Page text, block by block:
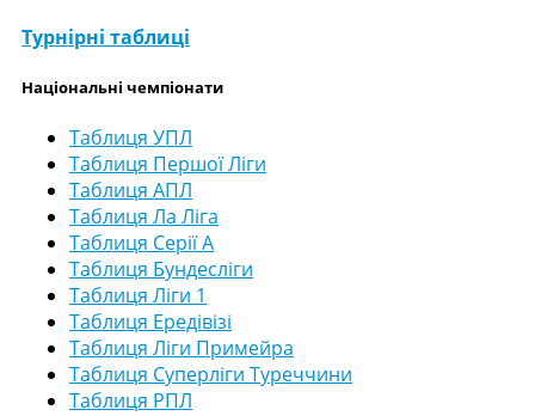
Турнірні таблиці
Національні чемпіонати
Таблиця УПЛ
Таблиця Першої Ліги
Таблиця АПЛ
Таблиця Ла Ліга
Таблиця Серії А
Таблиця Бундесліги
Таблиця Ліги 1
Таблиця Ередівізі
Таблиця Ліги Примейра
Таблиця Суперліги Туреччини
Таблиця РПЛ